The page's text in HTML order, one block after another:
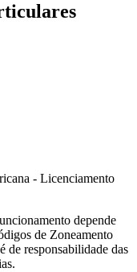
depende
de Zoneamento
de responsabilidade das